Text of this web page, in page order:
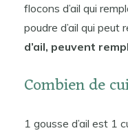
flocons d’ail qui
poudre d’ail qui peut
d’ail, peuvent
Combien de
1 gousse d’ail est 1